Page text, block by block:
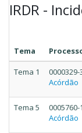
IRDR -
Tema
Tema 1
0000329-
Acórdão
Tema 5
0005760-
Acórdão